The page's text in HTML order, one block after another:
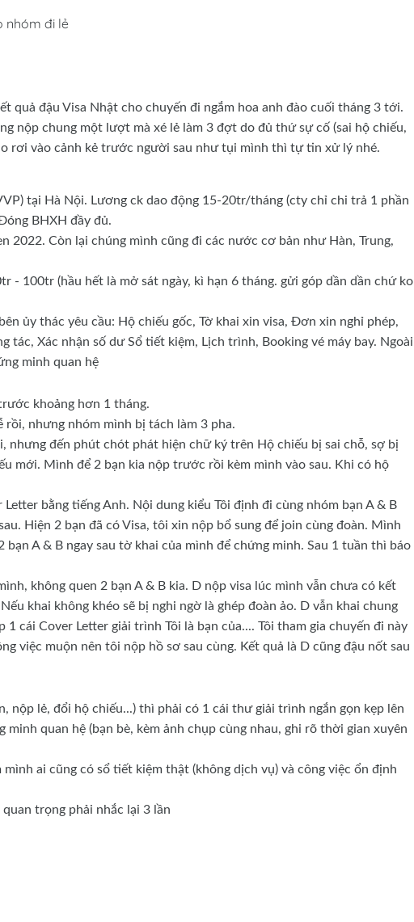
nhóm đi lẻ
quả đậu Visa Nhật cho chuyến đi ngắm hoa anh đào cuối tháng 3 tới.
nộp chung một lượt mà xé lẻ làm 3 đợt do đủ thứ sự cố (sai hộ chiếu,
rơi vào cảnh kẻ trước người sau như tụi mình thì tự tin xử lý nhé.
tại Hà Nội. Lương ck dao động 15-20tr/tháng (cty chỉ chi trả 1 phần
BHXH đầy đủ.
2022. Còn lại chúng mình cũng đi các nước cơ bản như Hàn, Trung,
- 100tr (hầu hết là mở sát ngày, kì hạn 6 tháng. gửi góp dần dần chứ ko
ủy thác yêu cầu: Hộ chiếu gốc, Tờ khai xin visa, Đơn xin nghỉ phép,
tác, Xác nhận số dư Sổ tiết kiệm, Lịch trình, Booking vé máy bay. Ngoài
minh quan hệ
khoảng hơn 1 tháng.
nhưng nhóm mình bị tách làm 3 pha.
nhưng đến phút chót phát hiện chữ ký trên Hộ chiếu bị sai chỗ, sợ bị
mới. Mình để 2 bạn kia nộp trước rồi kèm mình vào sau. Khi có hộ
bằng tiếng Anh. Nội dung kiểu Tôi định đi cùng nhóm bạn A & B
Hiện 2 bạn đã có Visa, tôi xin nộp bổ sung để join cùng đoàn. Mình
bạn A & B ngay sau tờ khai của mình để chứng minh. Sau 1 tuần thì báo
không quen 2 bạn A & B kia. D nộp visa lúc mình vẫn chưa có kết
khai không khéo sẽ bị nghi ngờ là ghép đoàn ảo. D vẫn khai chung
cái Cover Letter giải trình Tôi là bạn của.... Tôi tham gia chuyến đi này
việc muộn nên tôi nộp hồ sơ sau cùng. Kết quả là D cũng đậu nốt sau
nộp lẻ, đổi hộ chiếu...) thì phải có 1 cái thư giải trình ngắn gọn kẹp lên
minh quan hệ (bạn bè, kèm ảnh chụp cùng nhau, ghi rõ thời gian xuyên
ai cũng có sổ tiết kiệm thật (không dịch vụ) và công việc ổn định
trọng phải nhắc lại 3 lần